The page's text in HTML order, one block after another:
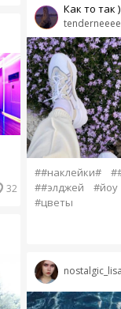
32
Как то так )
##наклейки#
##элджей
#йоу
#цветы